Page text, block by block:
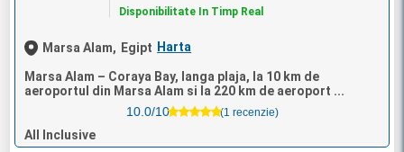
Disponibilitate In Timp Real
Marsa Alam, Egipt Harta
Marsa Alam – Coraya Bay, langa plaja, la 10 km de
aeroportul din Marsa Alam si la 220 km de aeroport ...
10.0/10
(1 recenzie)
All Inclusive